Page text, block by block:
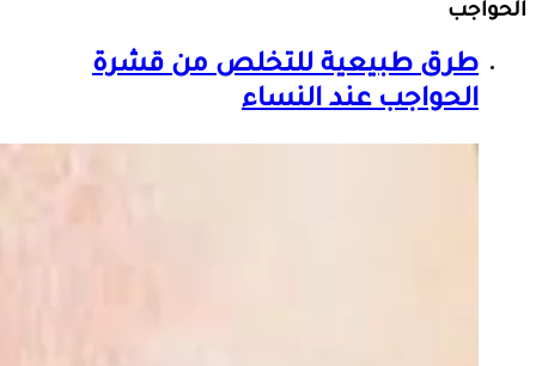
الحواجب
طرق طبيعية للتخلص من قشرة
الحواجبعند النساء